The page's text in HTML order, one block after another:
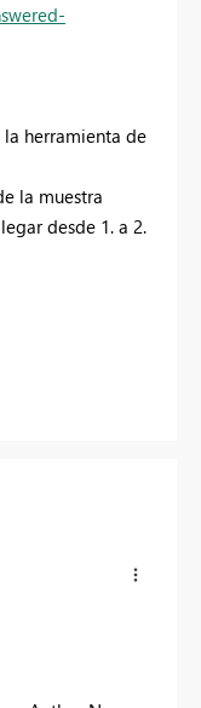
la herramienta de
la muestra
desde 1. a 2.